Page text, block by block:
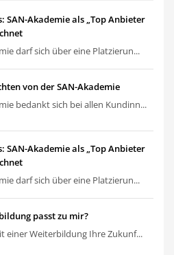
SAN-Akademie als „Top Anbieter
darf sich über eine Platzierun...
von der SAN-Akademie
bedankt sich bei allen Kundinn...
SAN-Akademie als „Top Anbieter
darf sich über eine Platzierun...
passt zu mir?
einer Weiterbildung Ihre Zukunf...